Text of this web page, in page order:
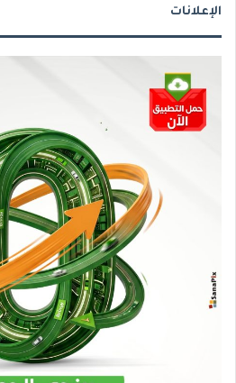
الإعلانات